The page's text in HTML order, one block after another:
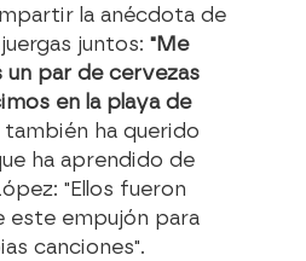
la anécdota de
juntos:"Me
un par de cervezas
en la playa de
también ha querido
ha aprendido de
"Ellos fueron
empujón para
canciones".